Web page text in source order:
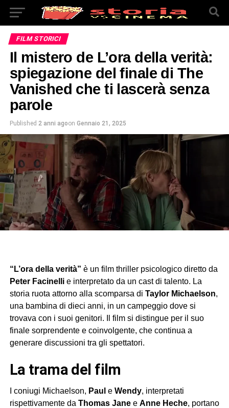
FILM STORICI
Il mistero de L’ora della verità:
spiegazione del finale di The
Vanished che ti lascerà senza
parole
Published 2 anni agoon Gennaio 21, 2025
“L’ora della verità” è un film thriller psicologico diretto da
Peter Facinellie interpretato da un cast di talento. La
storia ruota attorno alla scomparsa di Taylor Michaelson,
una bambina di dieci anni, in un campeggio dove si
trovava con i suoi genitori. Il film si distingue per il suo
finale sorprendente e coinvolgente, che continua a
generare discussioni tra gli spettatori.
la trama del film
I coniugi Michaelson, Paul e Wendy, interpretati
rispettivamente da Thomas Janee Anne Heche, portano